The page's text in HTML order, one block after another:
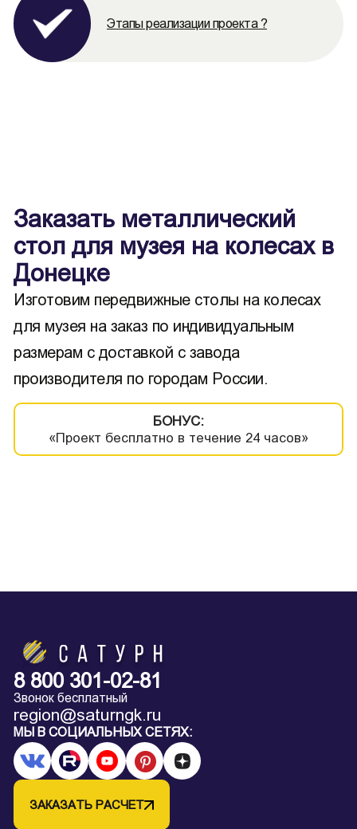
Этапы реализации проекта ?
Заказать металлический
стол для музея на колесах в
Донецке
Изготовим передвижные столы на колесах
для музея на заказ по индивидуальным
размерам с доставкой с завода
производителя по городам России.
БОНУС:
«Проект бесплатно в течение 24 часов»
8 800 301-02-81
Звонок бесплатный
region@saturngk.ru
МЫ В СОЦИАЛЬНЫХ СЕТЯХ:
ЗАКАЗАТЬ РАСЧЕТ